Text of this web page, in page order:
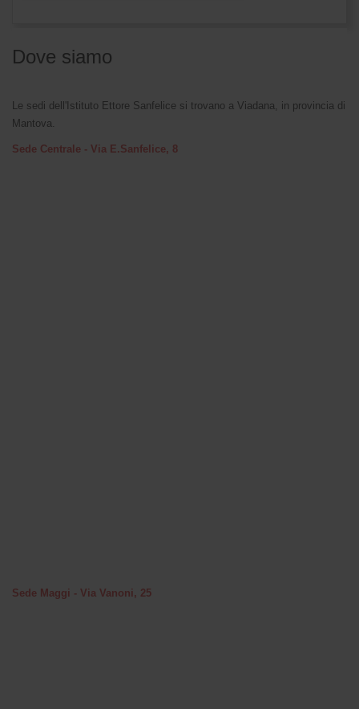
Dove siamo
Le sedi dell'Istituto Ettore Sanfelice si trovano a Viadana, in provincia di
Mantova.
Sede Centrale - Via E.Sanfelice, 8
Sede Maggi - Via Vanoni, 25